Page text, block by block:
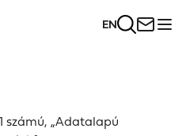
EN
számú, „Adatalapú